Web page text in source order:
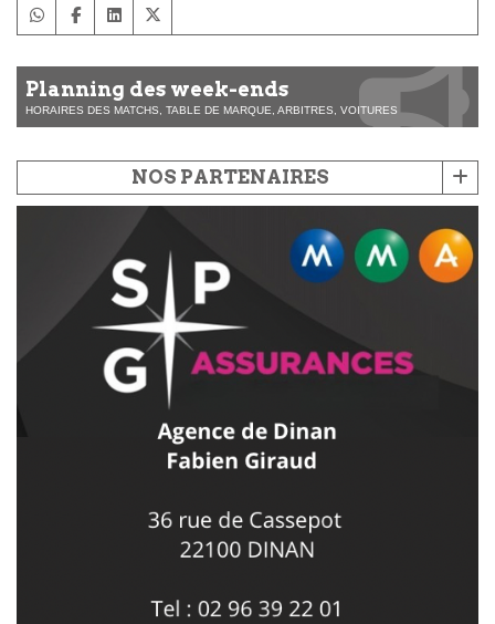
Planning des week-ends
HORAIRES DES MATCHS, TABLE DE MARQUE, ARBITRES, VOITURES
NOS PARTENAIRES